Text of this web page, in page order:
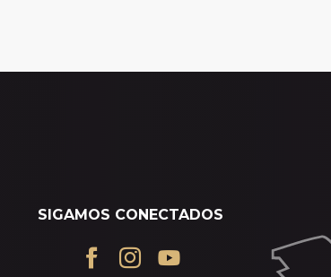
SIGAMOS CONECTADOS